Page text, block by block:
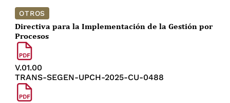
OTROS
Directiva para la Implementación de la Gestión por
Procesos
V.01.00
TRANS-SEGEN-UPCH-2025-CU-0488